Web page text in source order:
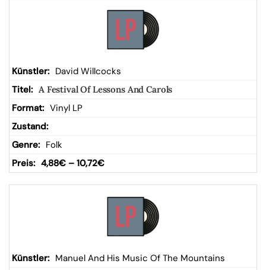
David Willcocks
A Festival Of Lessons And Carols
Vinyl LP
Folk
4,88€ – 10,72€
Manuel And His Music Of The Mountains